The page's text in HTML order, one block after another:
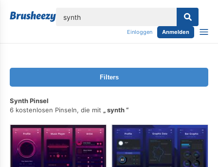
Einloggen Anmelden
Filters
Synth Pinsel
6 kostenlosen Pinseln, die mit
synth